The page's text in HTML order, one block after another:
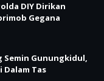
DIY Dirikan
Gegana
Semin Gunungkidul,
Dalam Tas